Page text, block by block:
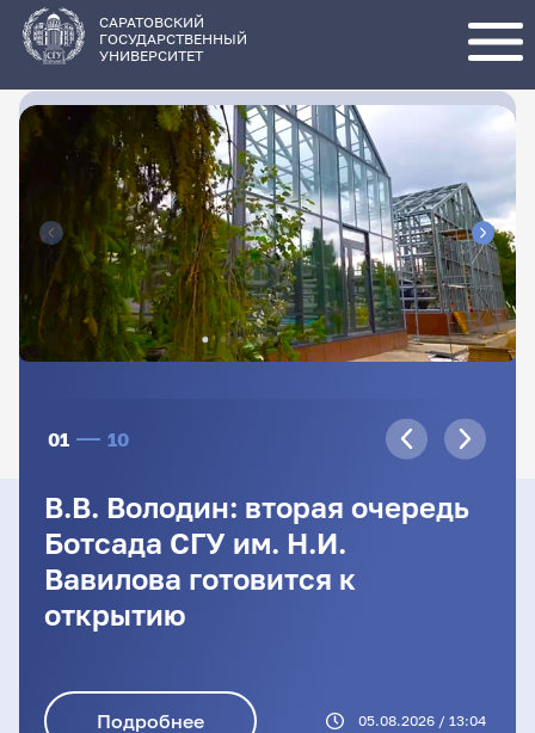
основному
содержанию
САРАТОВСКИЙ
ГОСУДАРСТВЕННЫЙ
УНИВЕРСИТЕТ
01 10
В.В. Володин: вторая очередь
Ботсада СГУ им. Н.И.
Вавилова готовится к
открытию
Подробнее 05.08.2026 / 13:04